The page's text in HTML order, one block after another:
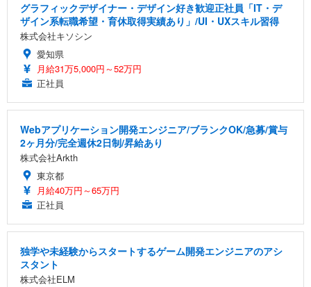
グラフィックデザイナー・デザイン好き歓迎正社員「IT・デ
ザイン系転職希望・育休取得実績あり」/UI・UXスキル習得
株式会社キソシン
愛知県
月給31万5,000円～52万円
正社員
Webアプリケーション開発エンジニア/ブランクOK/急募/賞与
2ヶ月分/完全週休2日制/昇給あり
株式会社Arkth
東京都
月給40万円～65万円
正社員
独学や未経験からスタートするゲーム開発エンジニアのアシ
スタント
株式会社ELM